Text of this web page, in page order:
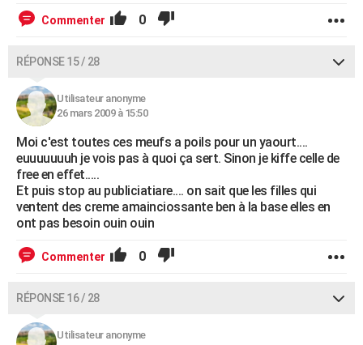
Commenter 0
RÉPONSE 15 / 28
Utilisateur anonyme
26 mars 2009 à 15:50
Moi c'est toutes ces meufs a poils pour un yaourt....
euuuuuuuh je vois pas à quoi ça sert. Sinon je kiffe celle de
free en effet.....
Et puis stop au publiciatiare.... on sait que les filles qui
ventent des creme amainciossante ben à la base elles en
ont pas besoin ouin ouin
Commenter 0
RÉPONSE 16 / 28
Utilisateur anonyme